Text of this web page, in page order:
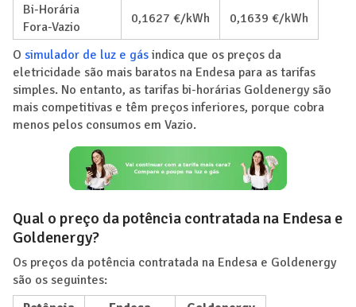
Bi-Horária
Fora-Vazio
0,1627 €/kWh 0,1639 €/kWh
O simulador de luz e gás indica que os preços da
eletricidade são mais baratos na Endesa para as tarifas
simples. No entanto, as tarifas bi-horárias Goldenergy são
mais competitivas e têm preços inferiores, porque cobra
menos pelos consumos em Vazio.
Qual o preço da potência contratada na Endesa e
Goldenergy?
Os preços da potência contratada na Endesa e Goldenergy
são os seguintes: